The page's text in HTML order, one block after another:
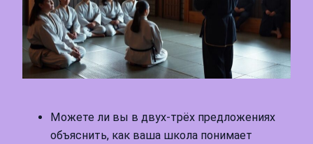
Можете ли вы в двух-трёх предложениях
объяснить, как ваша школа понимает